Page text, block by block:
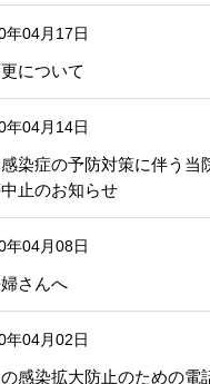
年04月17日
について
年04月14日
染症の予防対策に伴う当
止のお知らせ
年04月08日
さんへ
年04月02日
感染拡大防止のための電